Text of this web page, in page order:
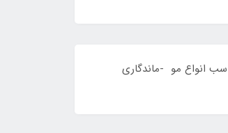
در حد ریباندینگ - مناسب انواع مو -ماندگاری